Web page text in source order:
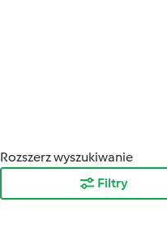
Rozszerz wyszukiwanie
Filtry